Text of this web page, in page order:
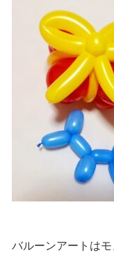
バルーンアートは